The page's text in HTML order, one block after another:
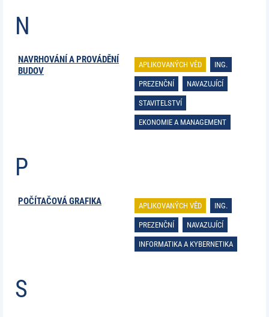
N
NAVRHOVÁNÍ A PROVÁDĚNÍ
BUDOV
APLIKOVANÝCH VĚD ING.
PREZENČNÍ NAVAZUJÍCÍ
STAVITELSTVÍ
EKONOMIE A MANAGEMENT
P
POČÍTAČOVÁ GRAFIKA APLIKOVANÝCH VĚD ING.
PREZENČNÍ NAVAZUJÍCÍ
INFORMATIKA A KYBERNETIKA
S